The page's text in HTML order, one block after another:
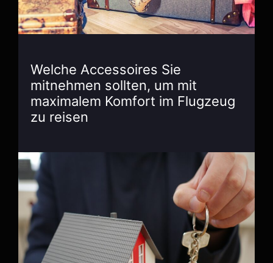
Welche Accessoires Sie
mitnehmen sollten, um mit
maximalem Komfort im Flugzeug
zu reisen